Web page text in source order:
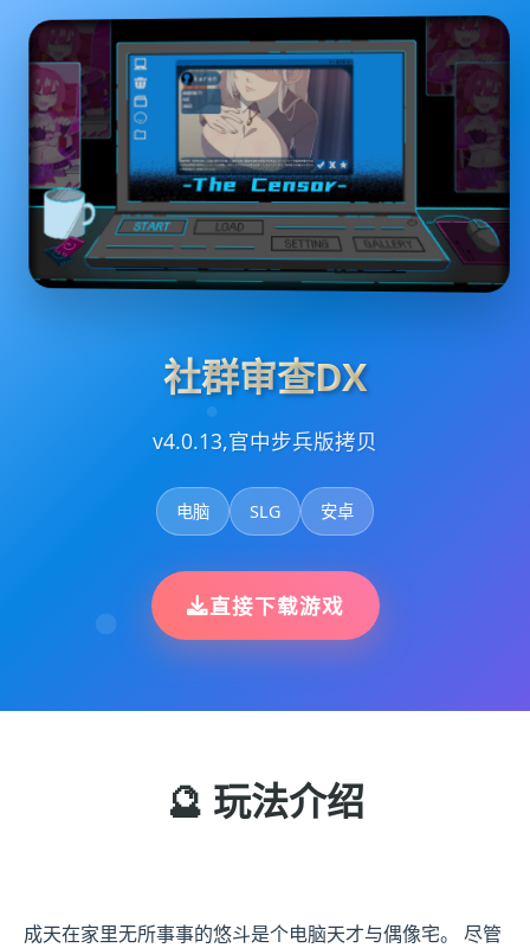
社群审查DX
v4.0.13,官中步兵版拷贝
电脑 SLG 安卓
直接下载游戏
🔮 玩法介绍
成天在家里无所事事的悠斗是个电脑天才与偶像宅。 尽管